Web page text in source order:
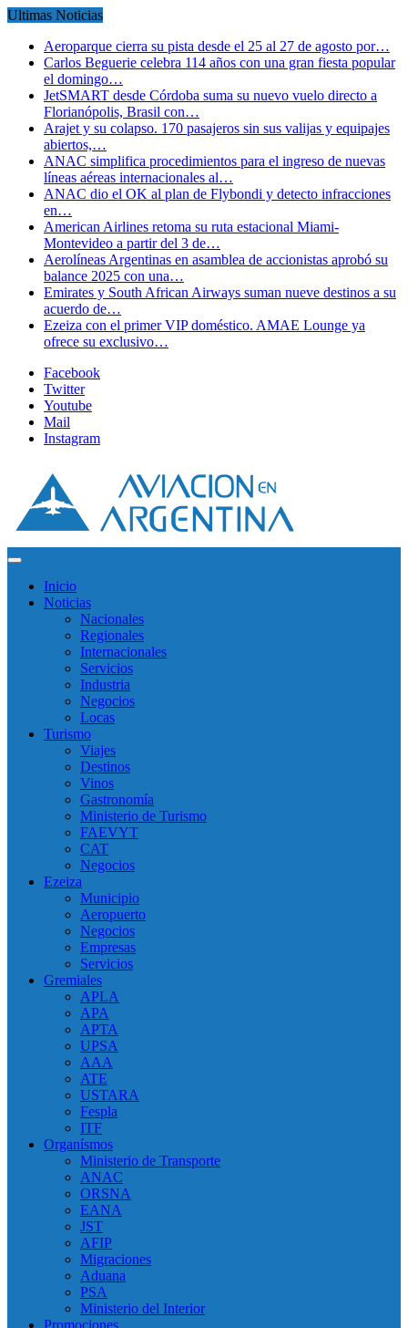
Ultimas Noticias
Aeroparque cierra su pista desde el 25 al 27 de agosto por…
Carlos Beguerie celebra 114 años con una gran fiesta popular
el domingo…
JetSMART desde Córdoba suma su nuevo vuelo directo a
Florianópolis, Brasil con…
Arajet y su colapso. 170 pasajeros sin sus valijas y equipajes
abiertos,…
ANAC simplifica procedimientos para el ingreso de nuevas
líneas aéreas internacionales al…
ANAC dio el OK al plan de Flybondi y detecto infracciones
en…
American Airlines retoma su ruta estacional Miami-
Montevideo a partir del 3 de…
Aerolíneas Argentinas en asamblea de accionistas aprobó su
balance 2025 con una…
Emirates y South African Airways suman nueve destinos a su
acuerdo de…
Ezeiza con el primer VIP doméstico. AMAE Lounge ya
ofrece su exclusivo…
Facebook
Twitter
Youtube
Mail
Instagram
Inicio
Noticias
Nacionales
Regionales
Internacionales
Servicios
Industria
Negocios
Locas
Turismo
Viajes
Destinos
Vinos
Gastronomía
Ministerio de Turismo
FAEVYT
CAT
Negocios
Ezeiza
Municipio
Aeropuerto
Negocios
Empresas
Servicios
Gremiales
APLA
APA
APTA
UPSA
AAA
ATE
USTARA
Fespla
ITF
Organísmos
Ministerio de Transporte
ANAC
ORSNA
EANA
JST
AFIP
Migraciones
Aduana
PSA
Ministerio del Interior
Promociones